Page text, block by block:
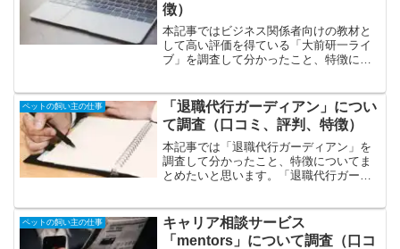
徴）
本記事ではビジネス関係者向けの教材と
して高い評価を得ている「大前研一ライ
ブ」を調査して分かったこと、特徴につ
習スタイル、最新のニュースや潮流を独
自の視点で分析、企業の経...
ペットの飼い主の仕事
「退職代行ガーディアン」につい
て調査（口コミ、評判、特徴）
本記事では「退職代行ガーディアン」を
調査して分かったこと、特徴についてま
とめたいと思います。「退職代行ガーデ
ず簡単に退職、料金一律、追加料なし、
高い評価、口コミ順に解説...
ペットの飼い主の仕事
キャリア相談サービス
「mentors」について調査（口コ